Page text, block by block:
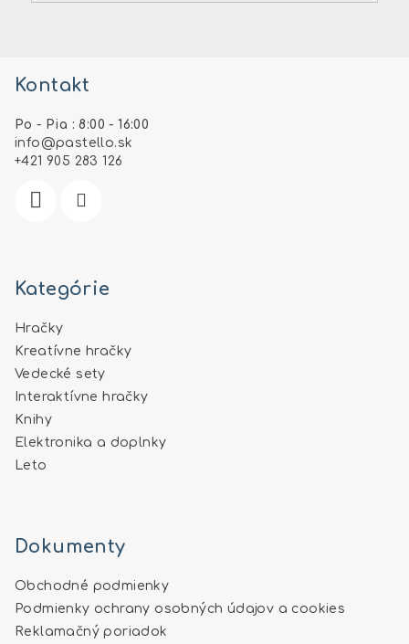
Kontakt
Po - Pia : 8:00 - 16:00
info @pastello.sk
+421 905 283 126
Kategórie
Hračky
Kreatívne hračky
Vedecké sety
Interaktívne hračky
Knihy
Elektronika a doplnky
Leto
Dokumenty
Obchodné podmienky
Podmienky ochrany osobných údajov a cookies
Reklamačný poriadok